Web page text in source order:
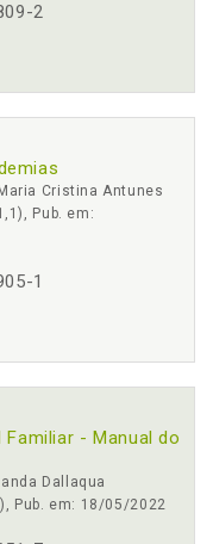
2
Cristina Antunes
Pub. em:
1
- Manual do
Dallaqua
Pub. em: 18/05/2022